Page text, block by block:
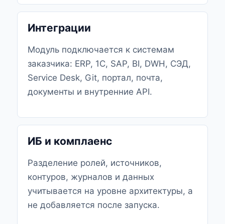
Интеграции
Модуль подключается к системам
заказчика: ERP, 1С, SAP, BI, DWH, СЭД,
Service Desk, Git, портал, почта,
документы и внутренние API.
ИБ и комплаенс
Разделение ролей, источников,
контуров, журналов и данных
учитывается на уровне архитектуры, а
не добавляется после запуска.